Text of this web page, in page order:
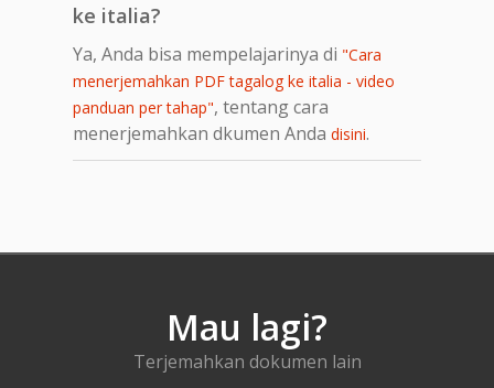
ke italia?
Ya, Anda bisa mempelajarinya di "Cara
menerjemahkan PDF tagalog ke italia - video
panduan per tahap", tentang cara
menerjemahkan dkumen Anda disini.
Mau lagi?
Terjemahkan dokumen lain